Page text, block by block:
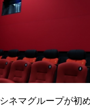
シネマグループが初